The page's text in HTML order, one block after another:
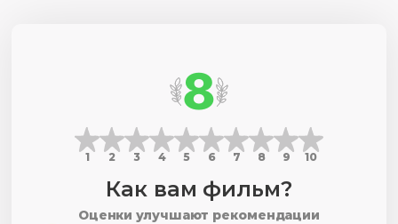
8
1 2 3 4 5 6 7 8 9 10
Как вам фильм?
Оценки улучшают рекомендации